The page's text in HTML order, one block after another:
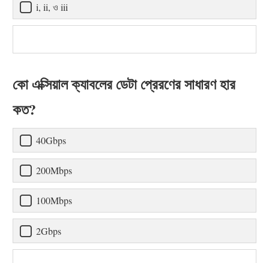
i, ii, ও iii
কো এক্সিয়াল ক্যাবলের ডেটা প্রেরণের সাধারণ হার
কত?
40Gbps
200Mbps
100Mbps
2Gbps